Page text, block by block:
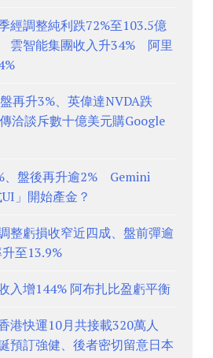
經調整純利跌72%至103.5億
雲智能集團收入升34% 阿里
再升3%、英偉達NVDA跌
洽談斥數十億美元購Google
、盤後再升逾2% Gemini
」開始產金？
整虧損收窄近四成、盤前彈逾
至13.9%
入增144% 阿布扎比盈虧平衡
港快運10月共接載320萬人
訂強健、後者密切留意日本